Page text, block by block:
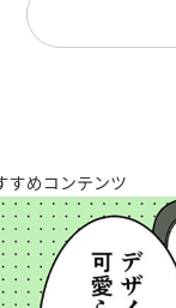
すめコンテンツ